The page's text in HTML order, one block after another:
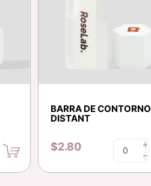
BARRA DE CONTORNO
DISTANT
$2.80 i
h